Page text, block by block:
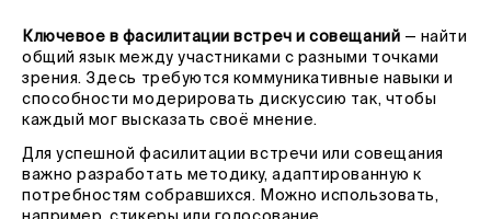
Ключевое в фасилитации встреч и совещаний — найти
общий язык между участниками с разными точками
зрения. Здесь требуются коммуникативные навыки и
способности модерировать дискуссию так, чтобы
каждый мог высказать своё мнение.
Для успешной фасилитации встречи или совещания
важно разработать методику, адаптированную к
потребностям собравшихся. Можно использовать,